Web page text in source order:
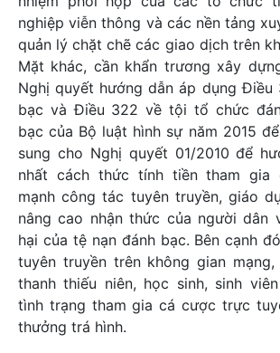
nghiệp viễn thông và các nền tảng
quản lý chặt chẽ các giao dịch trên
Mặt khác, cần khẩn trương xây
Nghị quyết hướng dẫn áp dụng Điều
bạc và Điều 322 về tội tổ chức
bạc của Bộ luật hình sự năm 2015
sung cho Nghị quyết 01/2010 để
nhất cách thức tính tiền tham gia
mạnh công tác tuyên truyền, giáo
nâng cao nhận thức của người dân
hại của tệ nạn đánh bạc. Bên cạnh
tuyên truyền trên không gian
thanh thiếu niên, học sinh, sinh
tình trạng tham gia cá cược trực
thưởng trá hình.